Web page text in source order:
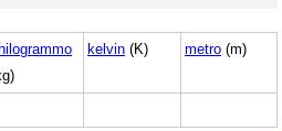
kelvin (K) metro (m)